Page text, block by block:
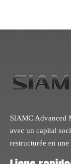
SIAMC Advanced
avec un capital
restructurée en